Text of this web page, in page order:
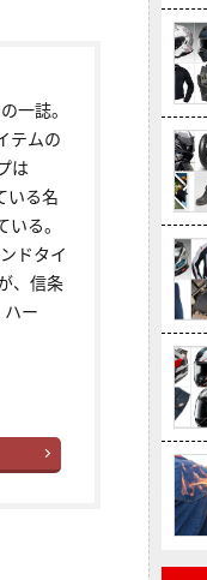
一誌。
テムの
は
いる名
る。
ドタイ
、信条
ー